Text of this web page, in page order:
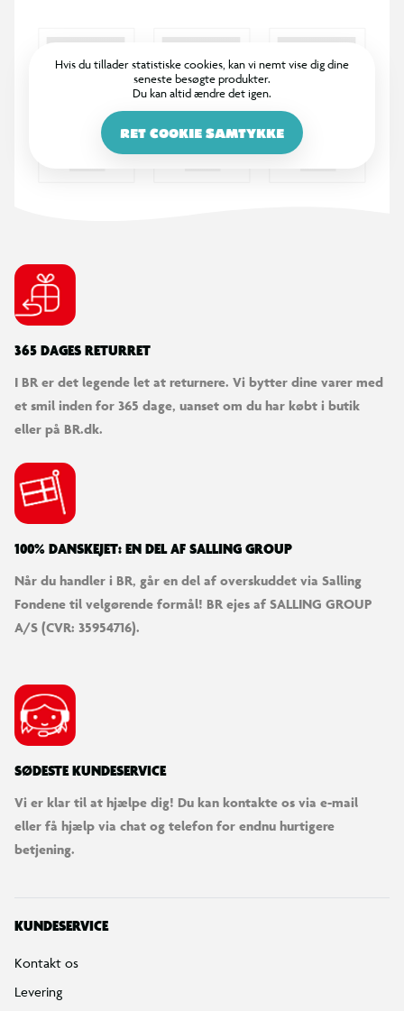
Hvis du tillader statistiske cookies, kan vi nemt vise dig dine
seneste besøgte produkter.
Du kan altid ændre det igen.
RET COOKIE SAMTYKKE
365 DAGES RETURRET
I BR er det legende let at returnere. Vi bytter dine varer med
et smil inden for 365 dage, uanset om du har købt i butik
eller på BR.dk.
100% DANSKEJET: EN DEL AF SALLING GROUP
Når du handler i BR, går en del af overskuddet via Salling
Fondene til velgørende formål! BR ejes af SALLING GROUP
A/S (CVR: 35954716).
SØDESTE KUNDESERVICE
Vi er klar til at hjælpe dig! Du kan kontakte os via e-mail
eller få hjælp via chat og telefon for endnu hurtigere
betjening.
KUNDESERVICE
Kontakt os
Levering